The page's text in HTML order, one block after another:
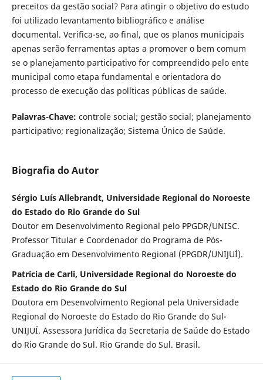
preceitos da gestão social? Para atingir o objetivo do estudo
foi utilizado levantamento bibliográfico e análise
documental. Verifica-se, ao final, que os planos municipais
apenas serão ferramentas aptas a promover o bem comum
se o planejamento participativo for compreendido pelo ente
municipal como etapa fundamental e orientadora do
processo de execução das políticas públicas de saúde.
Palavras-Chave: controle social; gestão social; planejamento
participativo; regionalização; Sistema Único de Saúde.
Biografia do Autor
Sérgio Luís Allebrandt, Universidade Regional do Noroeste
do Estado do Rio Grande do Sul
Doutor em Desenvolvimento Regional pelo PPGDR/UNISC.
Professor Titular e Coordenador do Programa de Pós-
Graduação em Desenvolvimento Regional (PPGDR/UNIJUÍ).
Patrícia de Carli, Universidade Regional do Noroeste do
Estado do Rio Grande do Sul
Doutora em Desenvolvimento Regional pela Universidade
Regional do Noroeste do Estado do Rio Grande do Sul-
UNIJUÍ. Assessora Jurídica da Secretaria de Saúde do Estado
do Rio Grande do Sul. Rio Grande do Sul. Brasil.